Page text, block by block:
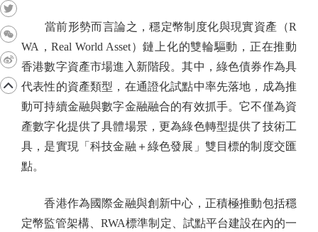
當前形勢而言論之，穩定幣制度化與現實資產（R
WA，Real World Asset）鏈上化的雙輪驅動，正在推動
香港數字資產市場進入新階段。其中，綠色債券作為具
代表性的資產類型，在通證化試點中率先落地，成為推
動可持續金融與數字金融融合的有效抓手。它不僅為資
產數字化提供了具體場景，更為綠色轉型提供了技術工
具，是實現「科技金融＋綠色發展」雙目標的制度交匯
點。
香港作為國際金融與創新中心，正積極推動包括穩
定幣監管架構、RWA標準制定、試點平台建設在內的一